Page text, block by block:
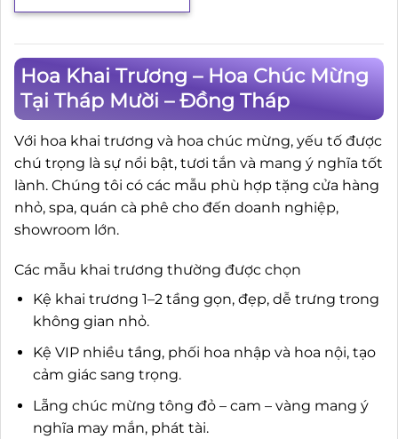
Hoa Khai Trương – Hoa Chúc Mừng
Tại Tháp Mười – Đồng Tháp
Với hoa khai trương và hoa chúc mừng, yếu tố được
chú trọng là sự nổi bật, tươi tắn và mang ý nghĩa tốt
lành. Chúng tôi có các mẫu phù hợp tặng cửa hàng
nhỏ, spa, quán cà phê cho đến doanh nghiệp,
showroom lớn.
Các mẫu khai trương thường được chọn
Kệ khai trương 1–2 tầng gọn, đẹp, dễ trưng trong
không gian nhỏ.
Kệ VIP nhiều tầng, phối hoa nhập và hoa nội, tạo
cảm giác sang trọng.
Lẵng chúc mừng tông đỏ – cam – vàng mang ý
nghĩa may mắn, phát tài.